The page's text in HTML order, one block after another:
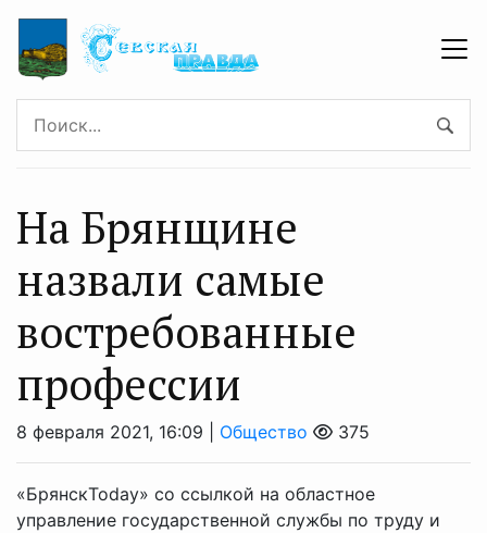
На Брянщине
назвали самые
востребованные
профессии
8 февраля 2021, 16:09 | Общество 375
«БрянскToday» со ссылкой на областное
управление государственной службы по труду и